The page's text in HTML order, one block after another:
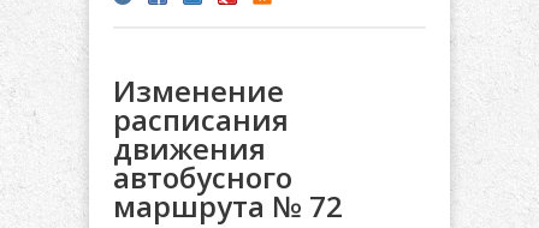
Изменение
расписания
движения
автобусного
маршрута № 72